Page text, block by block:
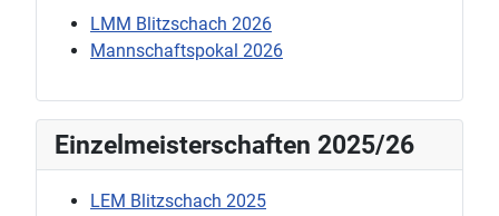
LMM Blitzschach 2026
Mannschaftspokal 2026
Einzelmeisterschaften 2025/26
LEM Blitzschach 2025